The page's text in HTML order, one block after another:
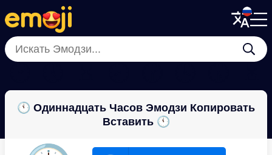
Menu
Close
Menu
Close
🕚 Одиннадцать Часов Эмодзи Копировать
Вставить 🕚